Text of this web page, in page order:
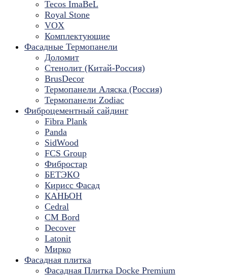
Tecos ImaBeL
Royal Stone
VOX
Комплектующие
Фасадные Термопанели
Доломит
Стенолит (Китай-Россия)
BrusDecor
Термопанели Аляска (Россия)
Термопанели Zodiac
Фиброцементный сайдинг
Fibra Plank
Panda
SidWood
FCS Group
Фибростар
БЕТЭКО
Кирисс Фасад
КАНЬОН
Cedral
CM Bord
Decover
Latonit
Мирко
Фасадная плитка
Фасадная Плитка Docke Premium